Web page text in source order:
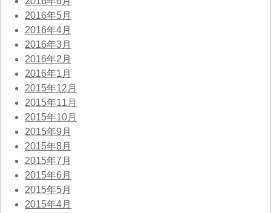
2016年5月
2016年4月
2016年3月
2016年2月
2016年1月
2015年12月
2015年11月
2015年10月
2015年9月
2015年8月
2015年7月
2015年6月
2015年5月
2015年4月